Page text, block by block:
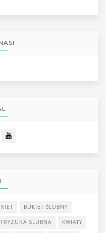
BUKIET ŚLUBNY
FRYZURA SLUBNA KWIATY